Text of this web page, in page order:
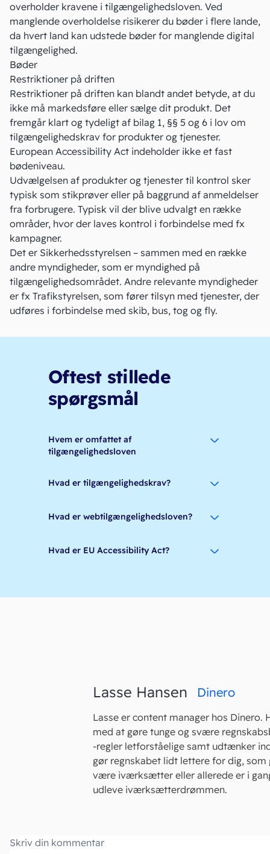
overholder kravene i tilgængelighedsloven. Ved
manglende overholdelse risikerer du bøder i flere lande,
da hvert land kan udstede bøder for manglende digital
tilgængelighed.
Bøder
Restriktioner på driften
Restriktioner på driften kan blandt andet betyde, at du
ikke må markedsføre eller sælge dit produkt. Det
fremgår klart og tydeligt af bilag 1, §§ 5 og 6 i lov om
tilgængelighedskrav for produkter og tjenester.
European Accessibility Act indeholder ikke et fast
bødeniveau.
Udvælgelsen af produkter og tjenester til kontrol sker
typisk som stikprøver eller på baggrund af anmeldelser
fra forbrugere. Typisk vil der blive udvalgt en række
områder, hvor der laves kontrol i forbindelse med fx
kampagner.
Det er Sikkerhedsstyrelsen – sammen med en række
andre myndigheder, som er myndighed på
tilgængelighedsområdet. Andre relevante myndigheder
er fx Trafikstyrelsen, som fører tilsyn med tjenester, der
udføres i forbindelse med skib, bus, tog og fly.
Oftest stillede
spørgsmål
Hvem er omfattet af
tilgængelighedsloven
Hvad er tilgængelighedskrav?
Hvad er webtilgængelighedsloven?
Hvad er EU Accessibility Act?
Lasse Hansen Dinero
Lasse er content manager hos Dinero.
med at gøre tunge og svære
-regler letforståelige samt udtænker
gør regnskabet lidt lettere for dig, som
være iværksætter eller allerede er i
udleve iværksætterdrømmen.
Kommentar